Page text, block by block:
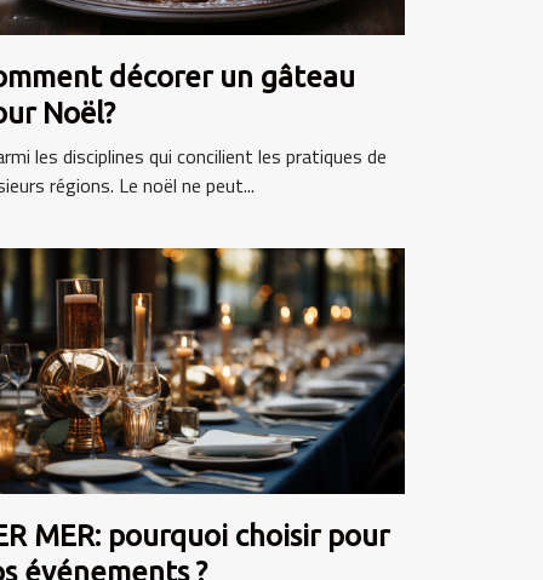
décorer un gâteau
Noël?
les disciplines qui concilient les pratiques de
régions. Le noël ne peut...
MER: pourquoi choisir pour
vos événements ?